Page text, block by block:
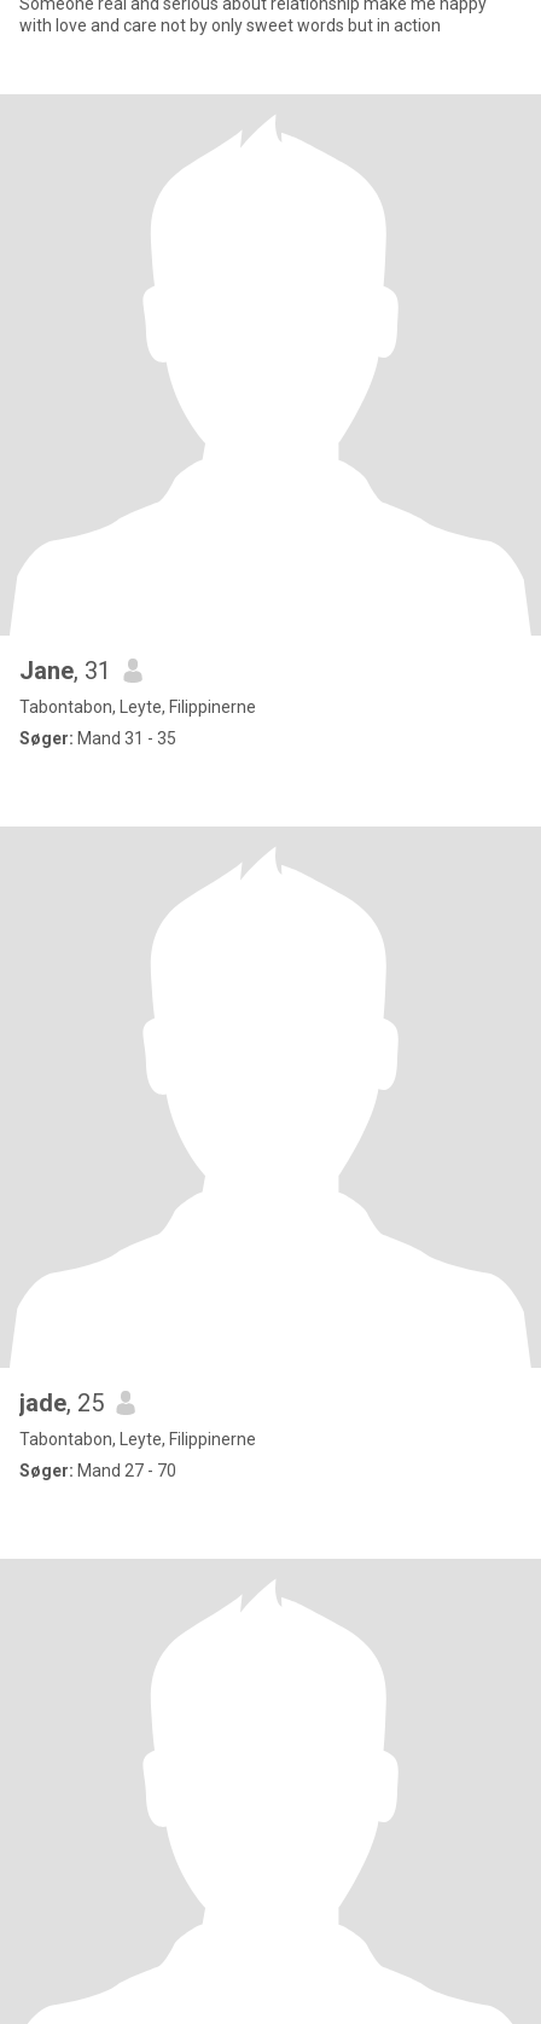
with love and care not by only sweet words but in action
Jane, 31
Tabontabon, Leyte, Filippinerne
Søger: Mand 31 - 35
jade, 25
Tabontabon, Leyte, Filippinerne
Søger: Mand 27 - 70